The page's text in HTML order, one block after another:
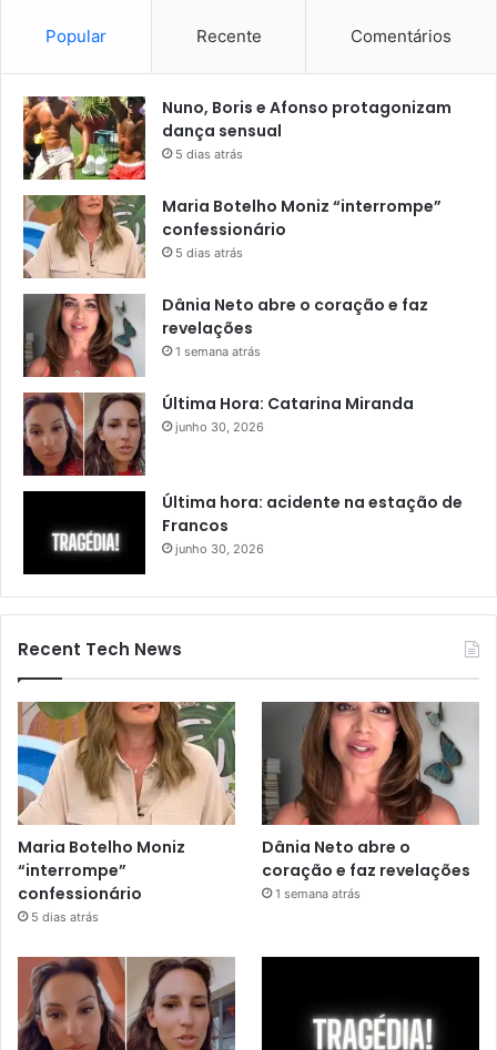
Popular Recente Comentários
Nuno, Boris e Afonso protagonizam
dança sensual
5 dias atrás
Maria Botelho Moniz “interrompe”
confessionário
5 dias atrás
Dânia Neto abre o coração e faz
revelações
1 semana atrás
Última Hora: Catarina Miranda
junho 30, 2026
Última hora: acidente na estação de
Francos
junho 30, 2026
Recent Tech News
Maria Botelho Moniz
“interrompe”
confessionário
5 dias atrás
Dânia Neto abre o
coração e faz revelações
1 semana atrás